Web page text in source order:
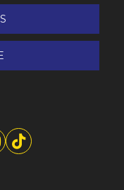
4L Inox
310L 4x2